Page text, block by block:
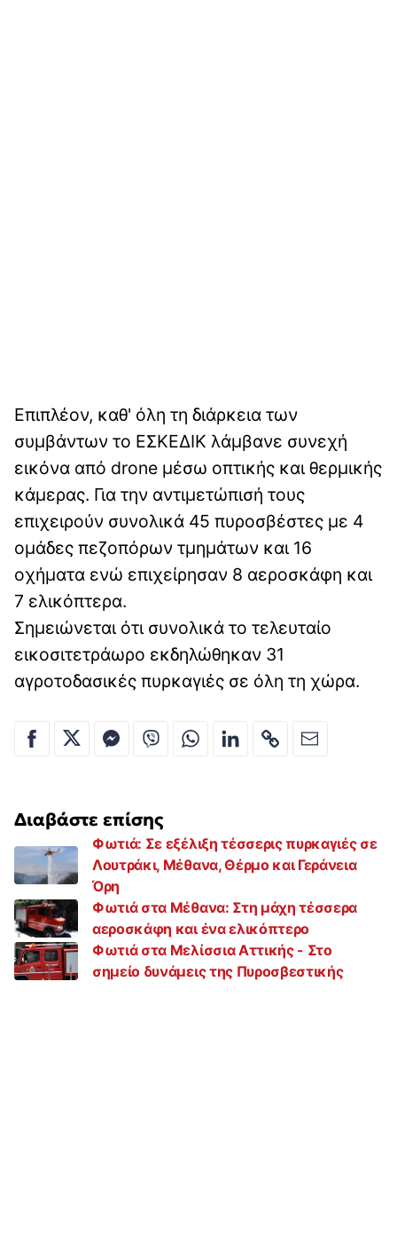
Επιπλέον, καθ' όλη τη διάρκεια των
συμβάντων το ΕΣΚΕΔΙΚ λάμβανε συνεχή
εικόνα από drone μέσω οπτικής και θερμικής
κάμερας. Για την αντιμετώπισή τους
επιχειρούν συνολικά 45 πυροσβέστες με 4
ομάδες πεζοπόρων τμημάτων και 16
οχήματα ενώ επιχείρησαν 8 αεροσκάφη και
7 ελικόπτερα.
Σημειώνεται ότι συνολικά το τελευταίο
εικοσιτετράωρο εκδηλώθηκαν 31
αγροτοδασικές πυρκαγιές σε όλη τη χώρα.
Διαβάστε επίσης
Φωτιά: Σε εξέλιξη τέσσερις πυρκαγιές σε
Λουτράκι, Μέθανα, Θέρμο και Γεράνεια
Όρη
Φωτιά στα Μέθανα: Στη μάχη τέσσερα
αεροσκάφη και ένα ελικόπτερο
Φωτιά στα Μελίσσια Αττικής - Στο
σημείο δυνάμεις της Πυροσβεστικής